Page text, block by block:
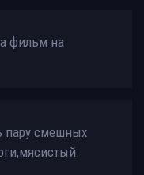
фильм на
пару смешных